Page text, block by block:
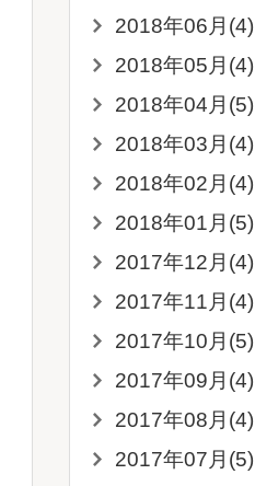
2018年06月(4)
2018年05月(4)
2018年04月(5)
2018年03月(4)
2018年02月(4)
2018年01月(5)
2017年12月(4)
2017年11月(4)
2017年10月(5)
2017年09月(4)
2017年08月(4)
2017年07月(5)